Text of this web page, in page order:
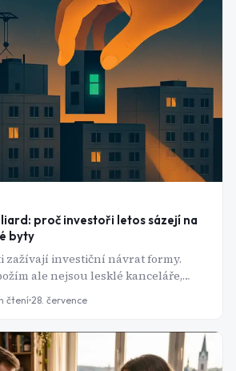
proč investoři letos sázejí na
byty
zažívají investiční návrat formy.
ale nejsou lesklé kanceláře,
byty na okraji Prahy.
čtení 28. července